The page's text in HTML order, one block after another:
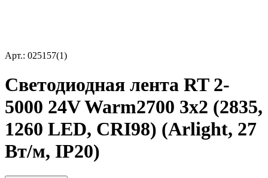
Арт.: 025157(1)
Светодиодная лента RT 2-
5000 24V Warm2700 3x2 (2835,
1260 LED, CRI98) (Arlight, 27
Вт/м, IP20)